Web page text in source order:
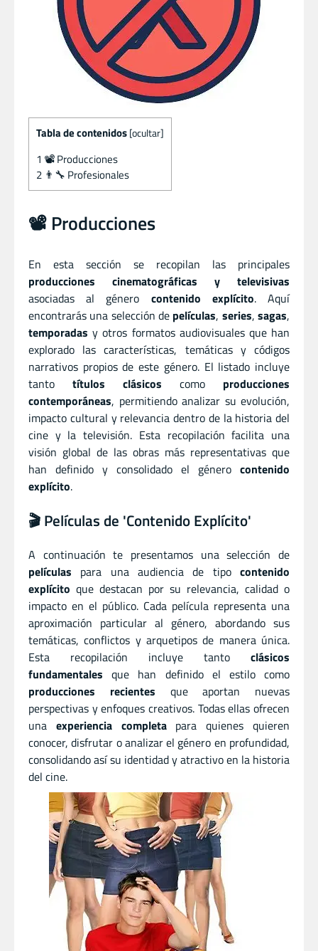
Tabla de contenidos [ocultar]
1 📽️ Producciones
2 👨‍🔧 Profesionales
📽️ Producciones
En esta sección se recopilan las principales
producciones cinematográficas y televisivas
asociadas al género contenido explícito. Aquí
encontrarás una selección de películas, series,sagas,
temporadas y otros formatos audiovisuales que han
explorado las características, temáticas y códigos
narrativos propios de este género. El listado incluye
tanto títulos clásicos como producciones
contemporáneas, permitiendo analizar su evolución,
impacto cultural y relevancia dentro de la historia del
cine y la televisión. Esta recopilación facilita una
visión global de las obras más representativas que
han definido y consolidado el género contenido
explícito.
🎬 Películas de 'Contenido Explícito'
A continuación te presentamos una selección de
películas para una audiencia de tipo contenido
explícito que destacan por su relevancia, calidad o
impacto en el público. Cada película representa una
aproximación particular al género, abordando sus
temáticas, conflictos y arquetipos de manera única.
Esta recopilación incluye tanto clásicos
fundamentales que han definido el estilo como
producciones recientes que aportan nuevas
perspectivas y enfoques creativos. Todas ellas ofrecen
una experiencia completapara quienes quieren
conocer, disfrutar o analizar el género en profundidad,
consolidando así su identidad y atractivo en la historia
del cine.